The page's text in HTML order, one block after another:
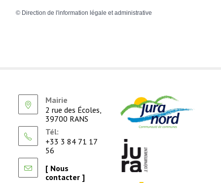
© Direction de l'information légale et administrative
Mairie
2 rue des Écoles,
39700 RANS
Tél:
+33 3 84 71 17
56
[ Nous
contacter ]